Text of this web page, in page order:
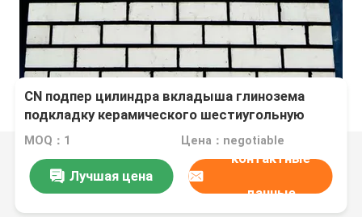
CN подпер цилиндра вкладыша глинозема
подкладку керамического шестиугольную
резиновую керамическую
MOQ：1 Цена：negotiable
Лучшая цена
контактные
данные